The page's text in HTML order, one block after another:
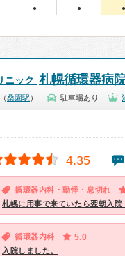
● ● ●
ニック 札幌循環器病
桑園駅 ） 駐車場あり
4.35
循環器内科・動悸・息切れ
札幌に用事で来ていたら翌朝入院
循環器内科 5.0
入院しました。